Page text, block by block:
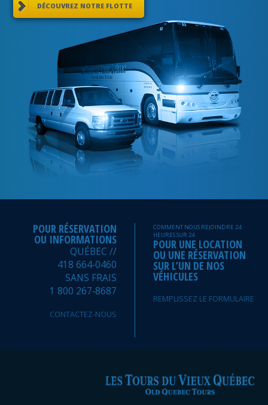
DÉCOUVREZ NOTRE FLOTTE
POUR RÉSERVATION
OU INFORMATIONS
QUÉBEC //
418 664‑0460
SANS FRAIS
1 800 267‑8687
CONTACTEZ-NOUS
COMMENT NOUS REJOINDRE 24
HEURES SUR 24
POUR UNE LOCATION
OU UNE RÉSERVATION
SUR L’UN DE NOS
VÉHICULES
REMPLISSEZ LE FORMULAIRE